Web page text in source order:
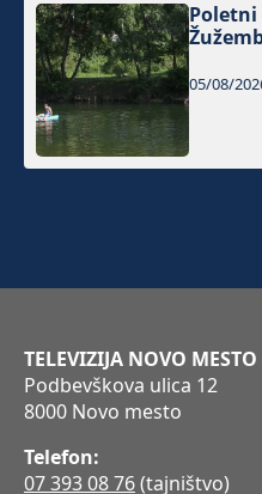
05/08/
TELEVIZIJA NOVO
Podbevškova ulica 12
8000 Novo mesto
Telefon:
07 393 08 76(tajništvo)